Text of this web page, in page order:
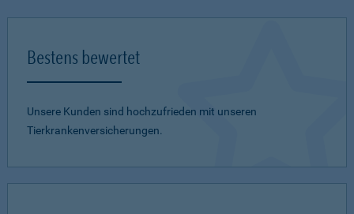
Bestens bewertet
Unsere Kunden sind hochzufrieden mit unseren
Tierkrankenversicherungen.